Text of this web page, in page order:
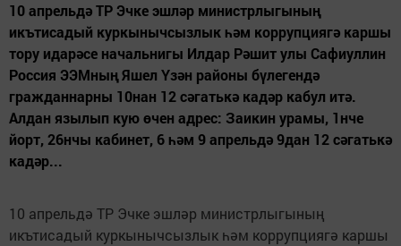
10 апрельдә ТР Эчке эшләр министрлыгының
икътисадый куркынычсызлык һәм коррупциягә каршы
тору идарәсе начальнигы Илдар Рәшит улы Сафиуллин
Россия ЭЭМның Яшел Үзән районы бүлегендә
гражданнарны 10нан 12 сәгатькә кадәр кабул итә.
Алдан язылып кую өчен адрес: Заикин урамы, 1нче
йорт, 26нчы кабинет, 6 һәм 9 апрельдә 9дан 12 сәгатькә
кадәр...
10 апрельдә ТР Эчке эшләр министрлыгының
икътисадый куркынычсызлык һәм коррупциягә каршы